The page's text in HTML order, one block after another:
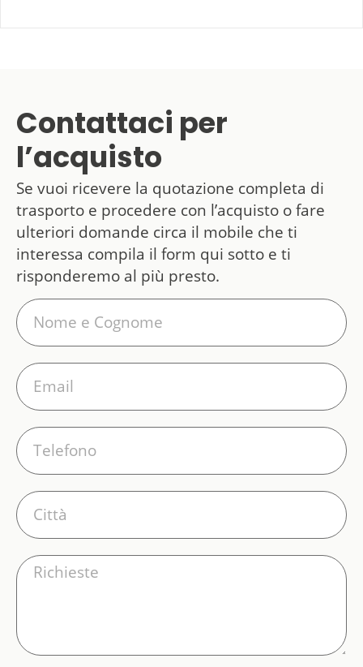
Contattaci per
l’acquisto
Se vuoi ricevere la quotazione completa di
trasporto e procedere con l’acquisto o fare
ulteriori domande circa il mobile che ti
interessa compila il form qui sotto e ti
risponderemo al più presto.